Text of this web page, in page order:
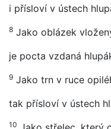
i přísloví v ústech
8 Jako oblázek
je pocta vzdaná
9 Jako trn v ruce
tak přísloví v ústech
10